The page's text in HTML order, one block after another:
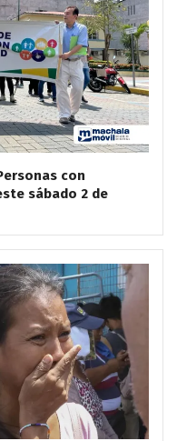
con
sábado 2 de